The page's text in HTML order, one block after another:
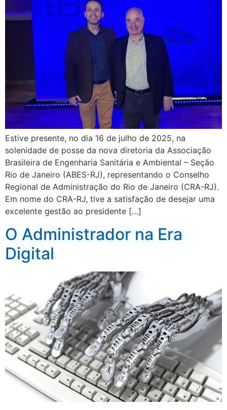
Estive presente, no dia 16 de julho de 2025, na
solenidade de posse da nova diretoria da Associação
Brasileira de Engenharia Sanitária e Ambiental – Seção
Rio de Janeiro (ABES-RJ), representando o Conselho
Regional de Administração do Rio de Janeiro (CRA-RJ).
Em nome do CRA-RJ, tive a satisfação de desejar uma
excelente gestão ao presidente […]
O Administrador na Era
Digital